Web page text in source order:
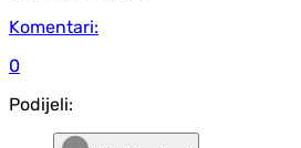
Komentari:
0
Podijeli: